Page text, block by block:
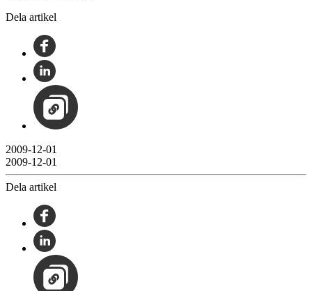
Dela artikel
2009-12-01
2009-12-01
Dela artikel